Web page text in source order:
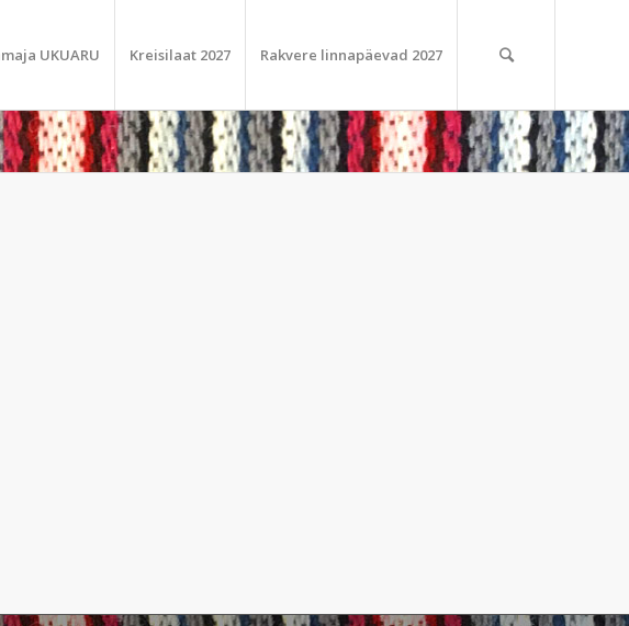
UKUARU Kreisilaat 2027 Rakvere linnapäevad 2027